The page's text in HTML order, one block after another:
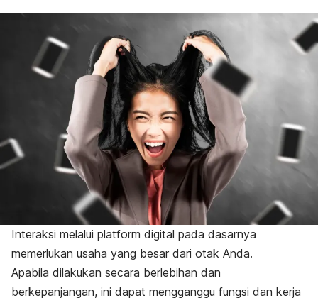
Interaksi melalui platform digital pada dasarnya
memerlukan usaha yang besar dari otak Anda.
Apabila dilakukan secara berlebihan dan
berkepanjangan, ini dapat mengganggu fungsi dan kerja